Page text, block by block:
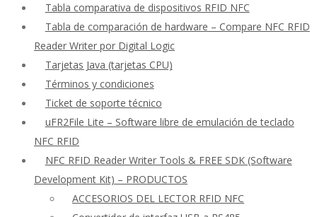
Tabla comparativa de dispositivos RFID NFC
Tabla de comparación de hardware – Compare NFC RFID
Reader Writer por Digital Logic
Tarjetas Java (tarjetas CPU)
Términos y condiciones
Ticket de soporte técnico
uFR2File Lite – Software libre de emulación de teclado
NFC RFID
NFC RFID Reader Writer Tools & FREE SDK (Software
Development Kit) – PRODUCTOS
ACCESORIOS DEL LECTOR RFID NFC